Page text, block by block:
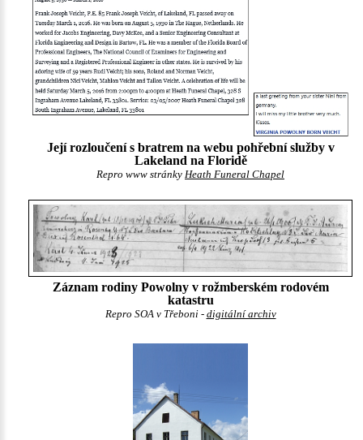
Její rozloučení s bratrem na webu pohřební služby v
Lakeland na Floridě
Repro www stránky Heath Funeral Chapel
Záznam rodiny Powolny v rožmberském rodovém
katastru
Repro SOA v Třeboni - digitální archiv